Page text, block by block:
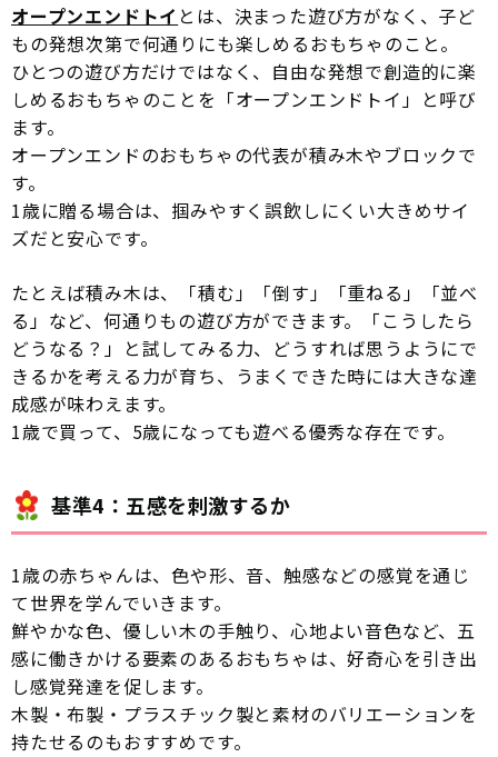
オープンエンドトイ とは、決まった遊び方がなく、子ど
もの発想次第で何通りにも楽しめるおもちゃのこと。
ひとつの遊び方だけではなく、自由な発想で創造的に楽
しめるおもちゃのことを「オープンエンドトイ」と呼び
ます。
オープンエンドのおもちゃの代表が積み木やブロックで
す。
1歳に贈る場合は、掴みやすく誤飲しにくい大きめサイ
ズだと安心です。
たとえば積み木は、「積む」「倒す」「重ねる」「並べ
る」など、何通りもの遊び方ができます。「こうしたら
どうなる？」と試してみる力、どうすれば思うようにで
きるかを考える力が育ち、うまくできた時には大きな達
成感が味わえます。
1歳で買って、5歳になっても遊べる優秀な存在です。
基準4：五感を刺激するか
1歳の赤ちゃんは、色や形、音、触感などの感覚を通じ
て世界を学んでいきます。
鮮やかな色、優しい木の手触り、心地よい音色など、五
感に働きかける要素のあるおもちゃは、好奇心を引き出
し感覚発達を促します。
木製・布製・プラスチック製と素材のバリエーションを
持たせるのもおすすめです。